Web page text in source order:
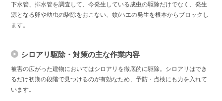
下水管、排水管を調査して、今発生している成虫の駆除だけでなく、発生
源となる卵や幼虫の駆除をおこない、蚊/ハエの発生を根本からブロックし
ます。
シロアリ駆除・対策の主な作業内容
被害の広がった建物においてはシロアリを徹底的に駆除。シロアリはでき
るだけ初期の段階で見つけるのが有効なため、予防・点検にも力を入れて
います。